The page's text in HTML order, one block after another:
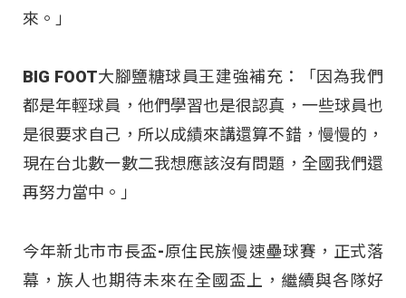
來。」
BIG FOOT大腳鹽糖球員王建強補充：「因為我們
都是年輕球員，他們學習也是很認真，一些球員也
是很要求自己，所以成績來講還算不錯，慢慢的，
現在台北數一數二我想應該沒有問題，全國我們還
再努力當中。」
今年新北市市長盃-原住民族慢速壘球賽，正式落
幕，族人也期待未來在全國盃上，繼續與各隊好